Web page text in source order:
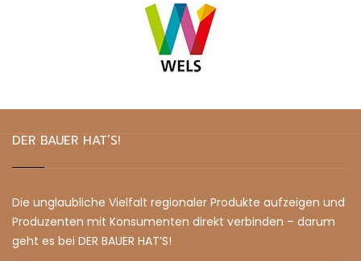
DER BAUER HAT’S!
Die unglaubliche Vielfalt regionaler Produkte aufzeigen und
Produzenten mit Konsumenten direkt verbinden – darum
geht es bei DER BAUER HAT’S!